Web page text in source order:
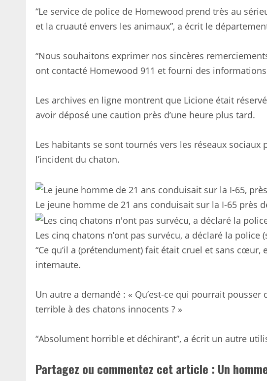
“Le service de police de Homewood prend très au
et la cruauté envers les animaux”, a écrit le
“Nous souhaitons exprimer nos sincères
ont contacté Homewood 911 et fourni des
Les archives en ligne montrent que Licione était
avoir déposé une caution près d’une heure plus tard.
Les habitants se sont tournés vers les réseaux
l’incident du chaton.
Le jeune homme de 21 ans conduisait sur la I-65 près
Les cinq chatons n’ont pas survécu, a déclaré la police
“Ce qu’il a (prétendument) fait était cruel et sans cœur,
internaute.
Un autre a demandé : « Qu’est-ce qui pourrait pousser
terrible à des chatons innocents ? »
“Absolument horrible et déchirant”, a écrit un autre
Partagez ou commentez cet article : Un